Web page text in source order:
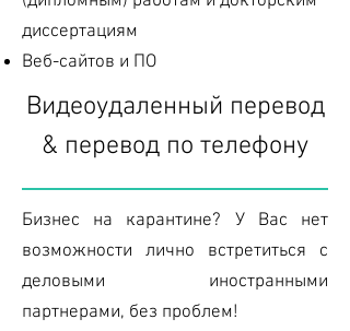
диссертациям
Веб-сайтов и ПО
Видеоудаленный перевод
& перевод по телефону
Бизнес на карантине? У Вас нет
возможности лично встретиться с
деловыми иностранными
партнерами, без проблем!